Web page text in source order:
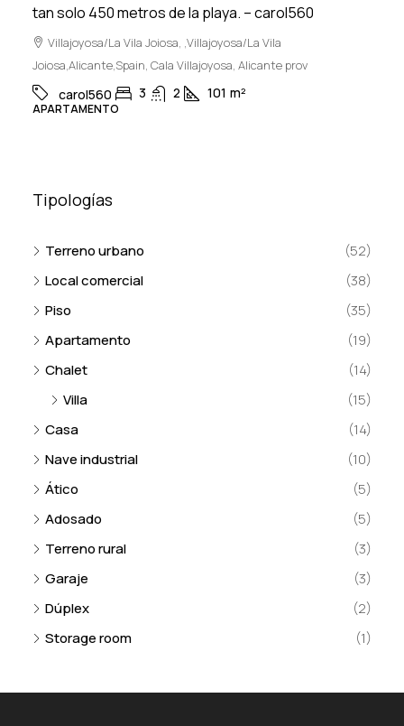
tan solo 450 metros de la playa. – carol560
Villajoyosa/La Vila Joiosa, ,Villajoyosa/La Vila
Joiosa,Alicante,Spain, Cala Villajoyosa, Alicante prov
carol560 3 2 101 m²
APARTAMENTO
Tipologías
Terreno urbano
(52)
Local comercial
(38)
Piso
(35)
Apartamento
(19)
Chalet
(14)
Villa
(15)
Casa
(14)
Nave industrial
(10)
Ático
(5)
Adosado
(5)
Terreno rural
(3)
Garaje
(3)
Dúplex
(2)
Storage room
(1)